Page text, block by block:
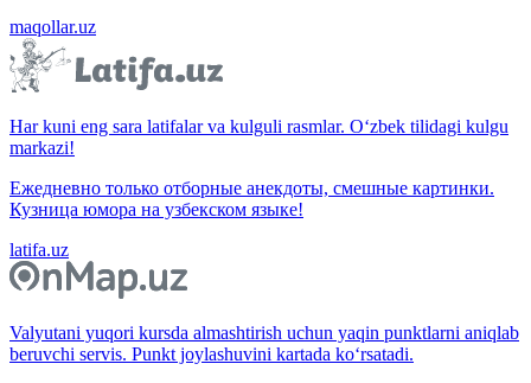
maqollar.uz
Har kuni eng sara latifalar va kulguli rasmlar. O‘zbek tilidagi kulgu
markazi!
Ежедневно только отборные анекдоты, смешные картинки.
Кузница юмора на узбекском языке!
latifa.uz
Valyutani yuqori kursda almashtirish uchun yaqin punktlarni aniqlab
beruvchi servis. Punkt joylashuvini kartada ko‘rsatadi.